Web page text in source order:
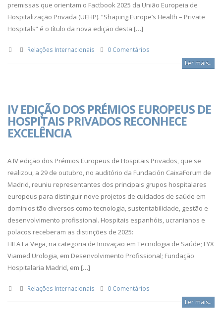
premissas que orientam o Factbook 2025 da União Europeia de
Hospitalização Privada (UEHP). “Shaping Europe’s Health – Private
Hospitals” é o título da nova edição desta […]
Relações Internacionais 0 Comentários
Ler mais..
IV EDIÇÃO DOS PRÉMIOS EUROPEUS DE
HOSPITAIS PRIVADOS RECONHECE
EXCELÊNCIA
A IV edição dos Prémios Europeus de Hospitais Privados, que se
realizou, a 29 de outubro, no auditório da Fundación CaixaForum de
Madrid, reuniu representantes dos principais grupos hospitalares
europeus para distinguir nove projetos de cuidados de saúde em
domínios tão diversos como tecnologia, sustentabilidade, gestão e
desenvolvimento profissional. Hospitais espanhóis, ucranianos e
polacos receberam as distinções de 2025:
HILA La Vega, na categoria de Inovação em Tecnologia de Saúde; LYX
Viamed Urologia, em Desenvolvimento Profissional; Fundação
Hospitalaria Madrid, em […]
Relações Internacionais 0 Comentários
Ler mais..